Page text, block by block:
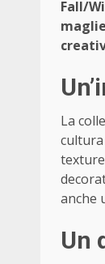
Fall/
La
anche
Un